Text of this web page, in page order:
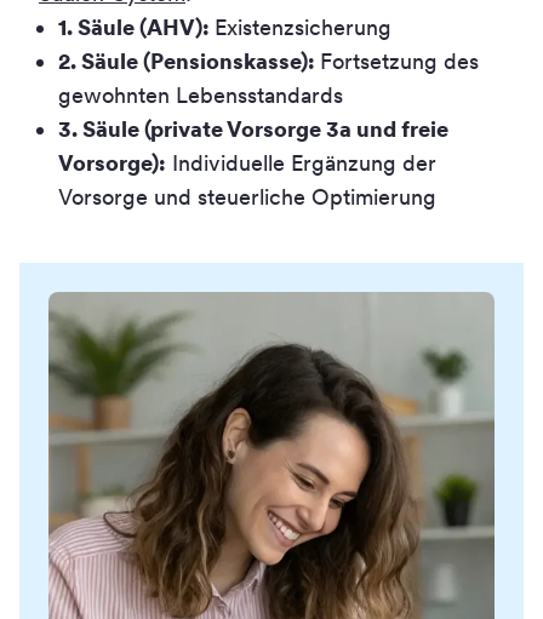
1. Säule (AHV): Existenzsicherung
2. Säule (Pensionskasse): Fortsetzung des
gewohnten Lebensstandards
3. Säule (private Vorsorge 3a und freie
Vorsorge): Individuelle Ergänzung der
Vorsorge und steuerliche Optimierung